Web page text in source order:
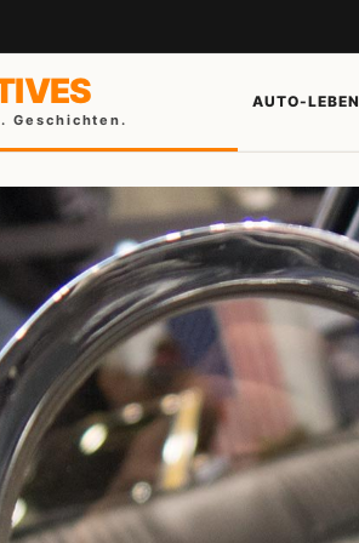
Geschichten.
AUTO-LEBEN